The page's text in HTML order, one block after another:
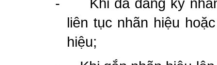
-
Khi đã đăng ký
liên tục nhãn hiệu
hiệu;